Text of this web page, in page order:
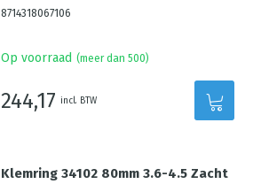
8714318067106
Op voorraad (meer dan 500)
244,17 incl. BTW
Klemring 34102 80mm 3.6-4.5 Zacht